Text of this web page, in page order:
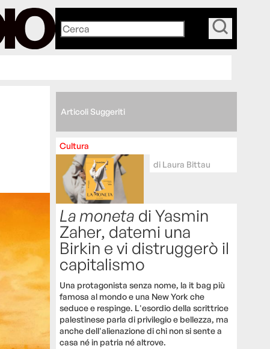
Articoli Suggeriti
Cultura
di Laura Bittau
La moneta di Yasmin
Zaher, datemi una
Birkin e vi distruggerò il
capitalismo
Una protagonista senza nome, la it bag più
famosa al mondo e una New York che
seduce e respinge. L'esordio della scrittrice
palestinese parla di privilegio e bellezza, ma
anche dell'alienazione di chi non si sente a
casa né in patria né altrove.